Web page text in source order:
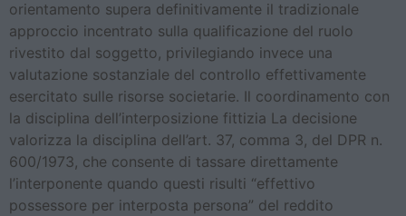
orientamento supera definitivamente il tradizionale
approccio incentrato sulla qualificazione del ruolo
rivestito dal soggetto, privilegiando invece una
valutazione sostanziale del controllo effettivamente
esercitato sulle risorse societarie. Il coordinamento con
la disciplina dell’interposizione fittizia La decisione
valorizza la disciplina dell’art. 37, comma 3, del DPR n.
600/1973, che consente di tassare direttamente
l’interponente quando questi risulti “effettivo
possessore per interposta persona” del reddito